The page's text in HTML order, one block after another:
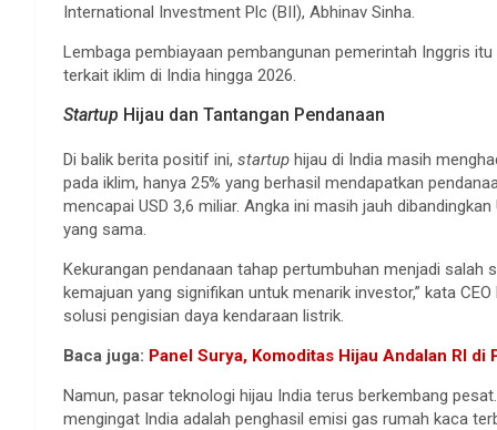
International Investment Plc (BII), Abhinav Sinha.
Lembaga pembiayaan pembangunan pemerintah Inggris
terkait iklim di India hingga 2026.
Startup Hijau dan Tantangan Pendanaan
Di balik berita positif ini, startup hijau di India masih
pada iklim, hanya 25% yang berhasil mendapatkan
mencapai USD 3,6 miliar. Angka ini masih jauh
yang sama.
Kekurangan pendanaan tahap pertumbuhan menjadi salah
kemajuan yang signifikan untuk menarik investor,” kata
solusi pengisian daya kendaraan listrik.
Baca juga: Panel Surya, Komoditas Hijau Andalan RI di
Namun, pasar teknologi hijau India terus berkembang
mengingat India adalah penghasil emisi gas rumah kaca